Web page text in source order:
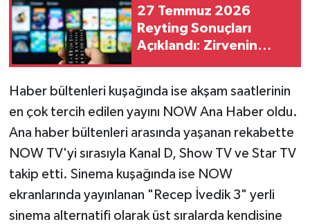
27 Temmuz 2026
Reyting Sonuçları
Açıklandı: Zirvenin
Haber bültenleri kuşağında ise akşam saatlerinin
en çok tercih edilen yayını NOW Ana Haber oldu.
Ana haber bültenleri arasında yaşanan rekabette
NOW TV'yi sırasıyla Kanal D, Show TV ve Star TV
takip etti. Sinema kuşağında ise NOW
ekranlarında yayınlanan "Recep İvedik 3" yerli
sinema alternatifi olarak üst sıralarda kendisine